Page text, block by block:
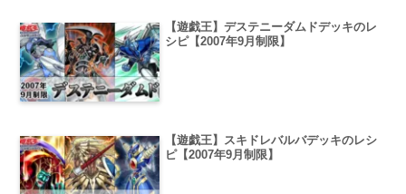
【遊戯王】デステニーダムドデッキのレ
シピ【2007年9月制限】
【遊戯王】スキドレバルバデッキのレシ
ピ【2007年9月制限】